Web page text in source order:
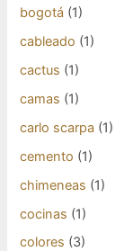
bogotá (1)
cableado (1)
cactus (1)
camas (1)
carlo scarpa (1)
cemento (1)
chimeneas (1)
cocinas (1)
colores (3)